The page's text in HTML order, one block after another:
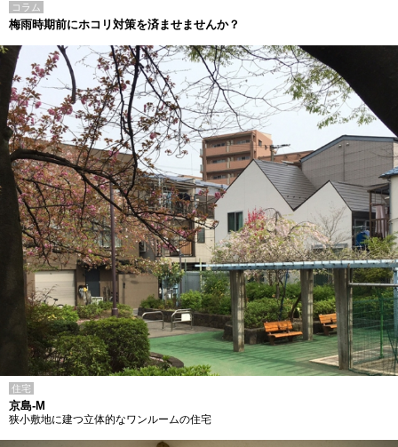
コラム
梅雨時期前にホコリ対策を済ませませんか？
住宅
京島-M
狭小敷地に建つ立体的なワンルームの住宅